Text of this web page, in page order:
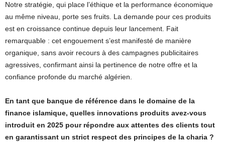
Notre stratégie, qui place l’éthique et la performance économique
au même niveau, porte ses fruits. La demande pour ces produits
est en croissance continue depuis leur lancement. Fait
remarquable : cet engouement s’est manifesté de manière
organique, sans avoir recours à des campagnes publicitaires
agressives, confirmant ainsi la pertinence de notre offre et la
confiance profonde du marché algérien.
En tant que banque de référence dans le domaine de la
finance islamique, quelles innovations produits avez-vous
introduit en 2025 pour répondre aux attentes des clients tout
en garantissant un strict respect des principes de la charia ?